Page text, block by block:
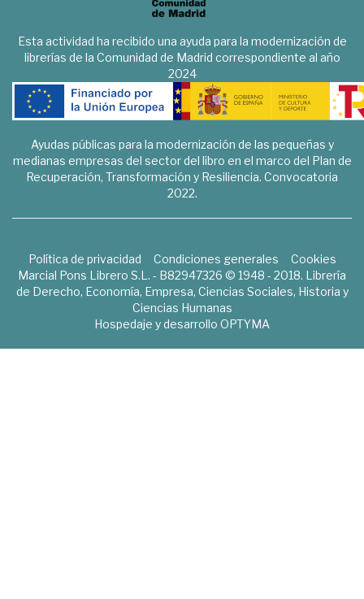
Esta actividad ha recibido una ayuda para la modernización de
librerías de la Comunidad de Madrid correspondiente al año
2024
Ayudas públicas para la modernización de las pequeñas y
medianas empresas del sector del libro en el marco del Plan de
Recuperación, Transformación y Resiliencia. Convocatoria
2022.
Política de privacidad Condiciones generales
Cookies
Marcial Pons Librero S.L. - B82947326 © 1948 - 2018. Librería
de Derecho, Economía, Empresa, Ciencias Sociales, Historia y
Ciencias Humanas
Hospedaje y desarrollo OPTYMA